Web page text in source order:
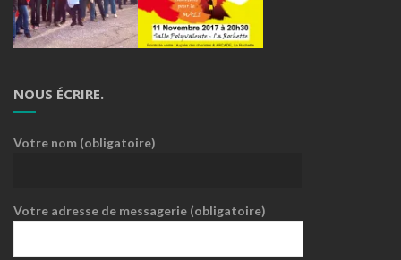
NOUS ÉCRIRE.
Votre nom (obligatoire)
Votre adresse de messagerie (obligatoire)